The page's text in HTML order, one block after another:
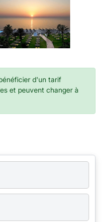
d'un tarif
et peuvent changer à